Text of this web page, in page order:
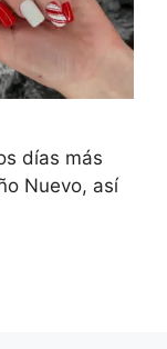
días más
Nuevo, así